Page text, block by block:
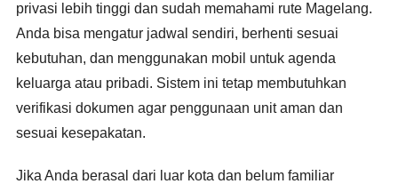
privasi lebih tinggi dan sudah memahami rute Magelang.
Anda bisa mengatur jadwal sendiri, berhenti sesuai
kebutuhan, dan menggunakan mobil untuk agenda
keluarga atau pribadi. Sistem ini tetap membutuhkan
verifikasi dokumen agar penggunaan unit aman dan
sesuai kesepakatan.
Jika Anda berasal dari luar kota dan belum familiar